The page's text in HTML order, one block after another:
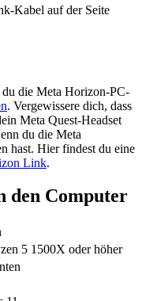
Kabel auf der Seite
die Meta Horizon-PC-
. Vergewissere dich, dass
Meta Quest-Headset
du die Meta
hast. Hier findest du eine
Link.
den Computer
5 1500X oder höher